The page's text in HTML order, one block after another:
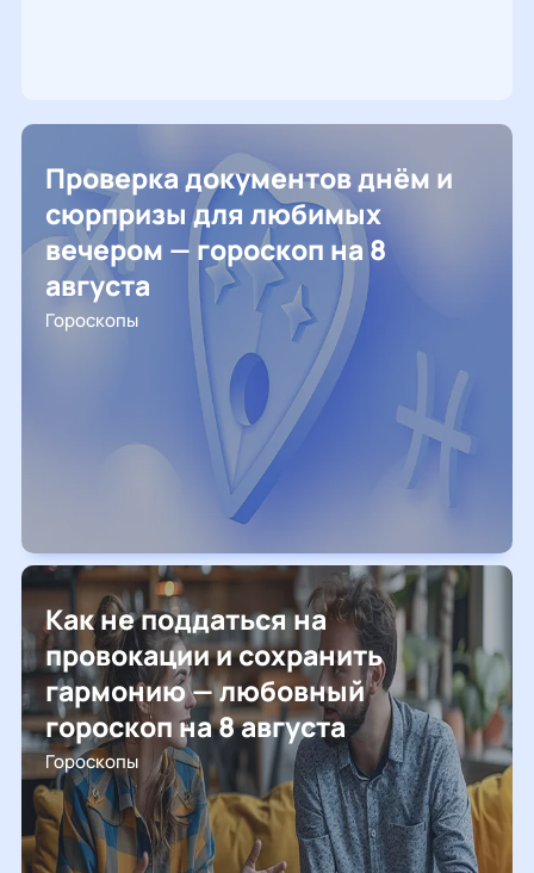
Проверка документов днём и
сюрпризы для любимых
вечером — гороскоп на 8
августа
Гороскопы
Как не поддаться на
провокации и сохранить
гармонию — любовный
гороскоп на 8 августа
Гороскопы